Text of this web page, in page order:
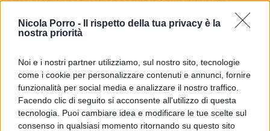
Nicola Porro -
Il rispetto della tua privacy è la
nostra priorità
Noi e i nostri partner utilizziamo, sul nostro sito, tecnologie
come i cookie per personalizzare contenuti e annunci, fornire
funzionalità per social media e analizzare il nostro traffico.
Facendo clic di seguito si acconsente all'utilizzo di questa
tecnologia. Puoi cambiare idea e modificare le tue scelte sul
consenso in qualsiasi momento ritornando su questo sito
sociale ed emotivo degli studenti o, come detto,
danneggiare il prestigio dell’amministrazione.
Leggi anche:
Perché sto con Elena Maraga, la maestra di